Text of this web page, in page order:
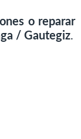
o reparar
/ Gautegiz.